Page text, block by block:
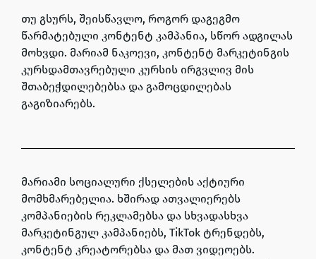
თუ გსურს, შეისწავლო, როგორ დაგეგმო
წარმატებული კონტენტ კამპანია, სწორ ადგილას
მოხვდი. მარიამ ნაკოევი, კონტენტ მარკეტინგის
კურსდამთავრებული კურსის ირგვლივ მის
შთაბეჭდილებებსა და გამოცდილებას
გაგიზიარებს.
მარიამი სოციალური ქსელების აქტიური
მომხმარებელია. ხშირად ათვალიერებს
კომპანიების რეკლამებსა და სხვადასხვა
მარკეტინგულ კამპანიებს, TikTok ტრენდებს,
კონტენტ კრეატორებსა და მათ ვიდეოებს.